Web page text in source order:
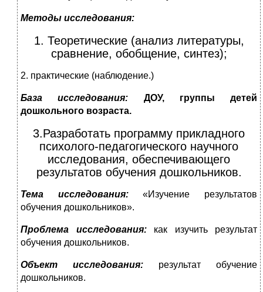
Методы исследования:
1. Теоретические (анализ литературы,
сравнение, обобщение, синтез);
2. практические (наблюдение.)
База исследования: ДОУ, группы детей
дошкольного возраста.
3.Разработать программу прикладного
психолого-педагогического научного
исследования, обеспечивающего
результатов обучения дошкольников.
Тема исследования:«Изучение результатов
обучения дошкольников».
Проблема исследования:как изучить результат
обучения дошкольников.
Объект исследования: результат обучение
дошкольников.